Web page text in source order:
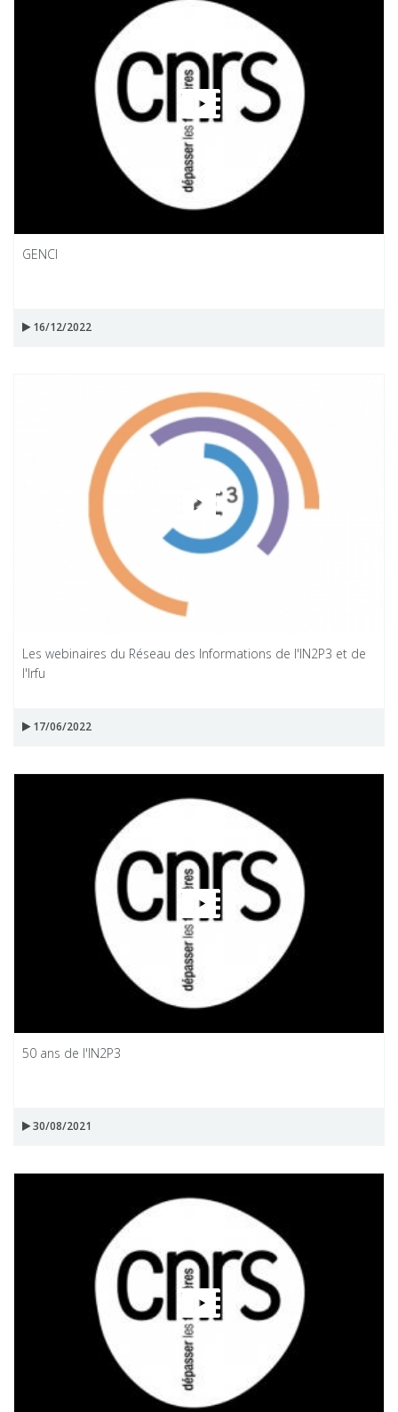
GENCI
16/12/2022
Les webinaires du Réseau des Informations de l'IN2P3 et de
l'Irfu
17/06/2022
50 ans de l'IN2P3
30/08/2021